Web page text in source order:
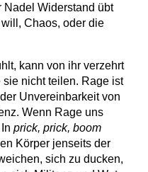
Nadel Widerstand übt
Chaos, oder die
kann von ihr verzehrt
nicht teilen. Rage ist
Unvereinbarkeit von
Wenn Rage uns
prick, prick, boom
Körper jenseits der
sich zu ducken,